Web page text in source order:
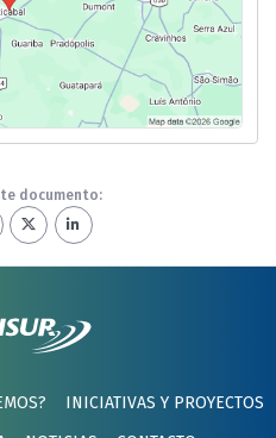
documento:
INICIATIVAS Y PROYECTOS